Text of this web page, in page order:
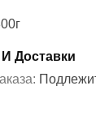
Доставки